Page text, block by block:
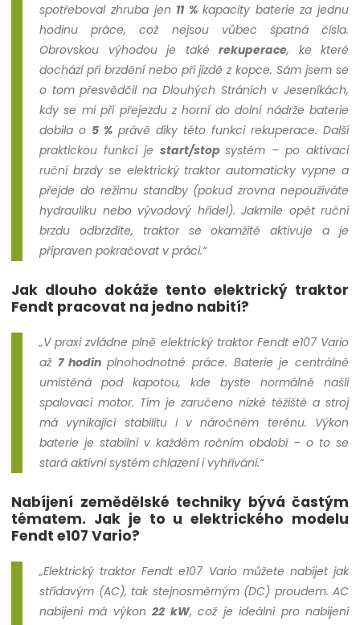
spotřeboval zhruba jen 11 % kapacity baterie za jednu
hodinu práce, což nejsou vůbec špatná čísla.
Obrovskou výhodou je také rekuperace, ke které
dochází při brzdění nebo při jízdě z kopce. Sám jsem se
o tom přesvědčil na Dlouhých Stráních v Jeseníkách,
kdy se mi při přejezdu z horní do dolní nádrže baterie
dobila o 5 % právě díky této funkci rekuperace. Další
praktickou funkcí je start/stopsystém – po aktivaci
ruční brzdy se elektrický traktor automaticky vypne a
přejde do režimu standby (pokud zrovna nepoužíváte
hydrauliku nebo vývodový hřídel). Jakmile opět ruční
brzdu odbrzdíte, traktor se okamžitě aktivuje a je
připraven pokračovat v práci.“
Jak dlouho dokáže tento elektrický traktor
Fendt pracovat na jedno nabití?
„V praxi zvládne plně elektrický traktor Fendt e107 Vario
až 7 hodinplnohodnotné práce. Baterie je centrálně
umístěná pod kapotou, kde byste normálně našli
spalovací motor. Tím je zaručeno nízké těžiště a stroj
má vynikající stabilitu i v náročném terénu. Výkon
baterie je stabilní v každém ročním období – o to se
stará aktivní systém chlazení i vyhřívání.“
Nabíjení zemědělské techniky bývá častým
tématem. Jak je to u elektrického modelu
Fendt e107 Vario?
„Elektrický traktor Fendt e107 Vario můžete nabíjet jak
střídavým (AC), tak stejnosměrným (DC) proudem. AC
nabíjení má výkon22 kW, což je ideální pro nabíjení